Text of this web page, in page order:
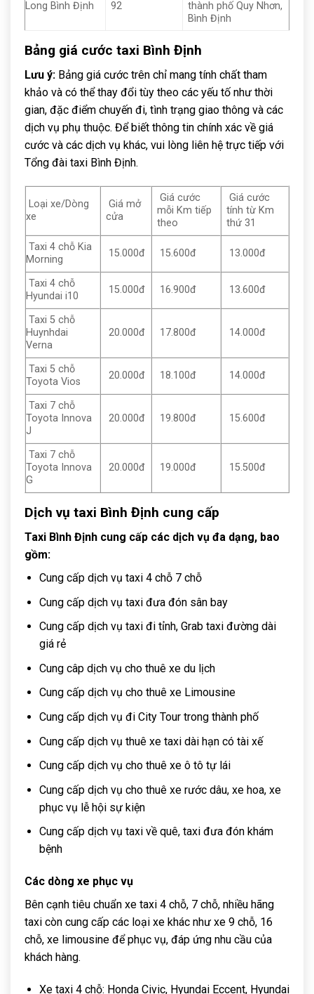
Long Bình Định
92
thành phố Quy Nhơn,
Bình Định
Bảng giá cước taxi Bình Định
Lưu ý: Bảng giá cước trên chỉ mang tính chất tham
khảo và có thể thay đổi tùy theo các yếu tố như thời
gian, đặc điểm chuyến đi, tình trạng giao thông và các
dịch vụ phụ thuộc. Để biết thông tin chính xác về giá
cước và các dịch vụ khác, vui lòng liên hệ trực tiếp với
Tổng đài taxi Bình Định.
Loại xe/Dòng
xe
Giá mở
cửa
Giá cước
mỗi Km tiếp
theo
Giá cước
tính từ Km
thứ 31
Taxi 4 chỗ Kia
Morning
15.000đ 15.600đ 13.000đ
Taxi 4 chỗ
Hyundai i10
15.000đ 16.900đ 13.600đ
Taxi 5 chỗ
Huynhdai
Verna
20.000đ 17.800đ 14.000đ
Taxi 5 chỗ
Toyota Vios
20.000đ 18.100đ 14.000đ
Taxi 7 chỗ
Toyota Innova
J
20.000đ 19.800đ 15.600đ
Taxi 7 chỗ
Toyota Innova
G
20.000đ 19.000đ 15.500đ
Dịch vụ taxi Bình Định cung cấp
Taxi Bình Định cung cấp các dịch vụ đa dạng, bao
gồm:
Cung cấp dịch vụ taxi 4 chỗ 7 chỗ
Cung cấp dịch vụ taxi đưa đón sân bay
Cung cấp dịch vụ taxi đi tỉnh, Grab taxi đường dài
giá rẻ
Cung câp dịch vụ cho thuê xe du lịch
Cung cấp dịch vụ cho thuê xe Limousine
Cung cấp dịch vụ đi City Tour trong thành phố
Cung cấp dịch vụ thuê xe taxi dài hạn có tài xế
Cung cấp dịch vụ cho thuê xe ô tô tự lái
Cung cấp dịch vụ cho thuê xe rước dâu, xe hoa, xe
phục vụ lễ hội sự kiện
Cung cấp dịch vụ taxi về quê, taxi đưa đón khám
bệnh
Các dòng xe phục vụ
Bên cạnh tiêu chuẩn xe taxi 4 chỗ, 7 chỗ, nhiều hãng
taxi còn cung cấp các loại xe khác như xe 9 chỗ, 16
chỗ, xe limousine để phục vụ, đáp ứng nhu cầu của
khách hàng.
Xe taxi 4 chỗ: Honda Civic, Hyundai Eccent, Hyundai